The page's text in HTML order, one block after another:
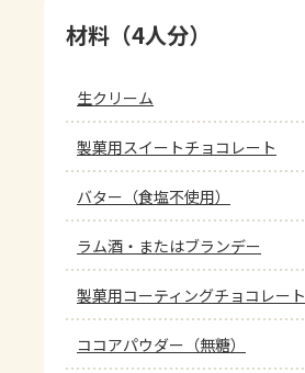
材料（4人分）
生クリーム
製菓用スイートチョコレート
バター（食塩不使用）
ラム酒・またはブランデー
製菓用コーティングチョコレート
ココアパウダー（無糖）